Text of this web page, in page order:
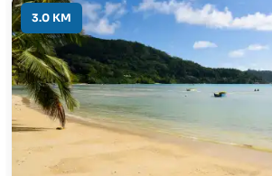
3.0 KM